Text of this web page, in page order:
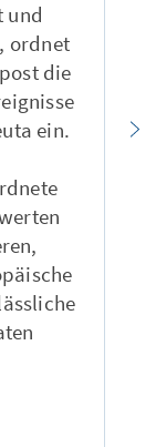
und
ordnet
die
ein.